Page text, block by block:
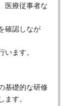
医療従事者な
確認しなが
います。
基礎的な研修
す。